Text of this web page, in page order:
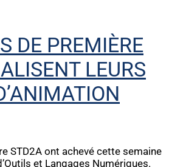
DE PREMIÈRE
LEURS
STD2A ont achevé cette semaine
et Langages Numériques.